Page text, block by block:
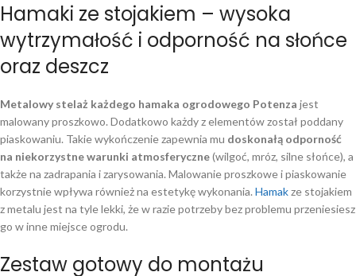
Hamaki ze stojakiem – wysoka
wytrzymałość i odporność na słońce
oraz deszcz
Metalowy stelaż każdego hamaka ogrodowego Potenza jest
malowany proszkowo. Dodatkowo każdy z elementów został poddany
piaskowaniu. Takie wykończenie zapewnia mu doskonałą odporność
na niekorzystne warunki atmosferyczne(wilgoć, mróz, silne słońce), a
także na zadrapania i zarysowania. Malowanie proszkowe i piaskowanie
korzystnie wpływa również na estetykę wykonania. Hamakze stojakiem
z metalu jest na tyle lekki, że w razie potrzeby bez problemu przeniesiesz
go w inne miejsce ogrodu.
Zestaw gotowy do montażu